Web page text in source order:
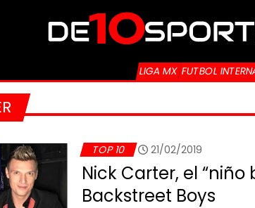
LIGA MX FUTBOL
TOP 10 21/02/2019
Nick Carter, el “niño
Backstreet Boys